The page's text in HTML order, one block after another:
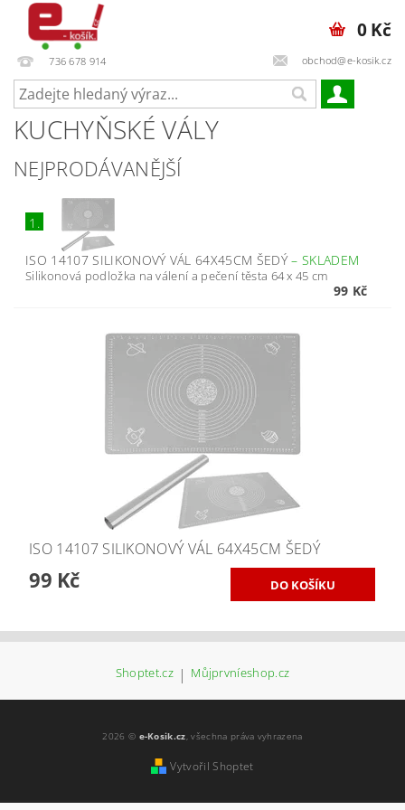
736 678 914 obchod@e-kosik.cz
0 Kč
KUCHYŇSKÉ VÁLY
NEJPRODÁVANĚJŠÍ
1.
ISO 14107 SILIKONOVÝ VÁL 64X45CM ŠEDÝ– SKLADEM
Silikonová podložka na válení a pečení těsta 64 x 45 cm
99 Kč
ISO 14107 SILIKONOVÝ VÁL 64X45CM ŠEDÝ
99 Kč
Shoptet.cz | Můjprvníeshop.cz
2026 © e-Kosik.cz, všechna práva vyhrazena
Vytvořil Shoptet